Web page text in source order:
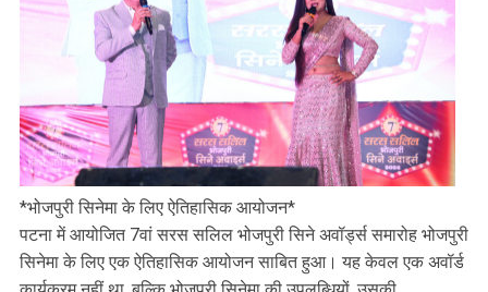
*भोजपुरी सिनेमा के लिए ऐतिहासिक आयोजन*
पटना में आयोजित 7वां सरस सलिल भोजपुरी सिने अवॉर्ड्स समारोह भोजपुरी
सिनेमा के लिए एक ऐतिहासिक आयोजन साबित हुआ। यह केवल एक अवॉर्ड